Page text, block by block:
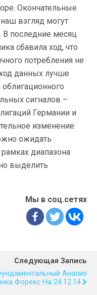
Окончательные
взгляд могут
В последние месяц
сбавила ход, что
потребления не
данных лучше
сигналов –
Германии и
изменение.
ожидать
диапазона
выделить
Мы в соц.сетях
Следующая Запись
Анализ
Форекс На 24.12.14